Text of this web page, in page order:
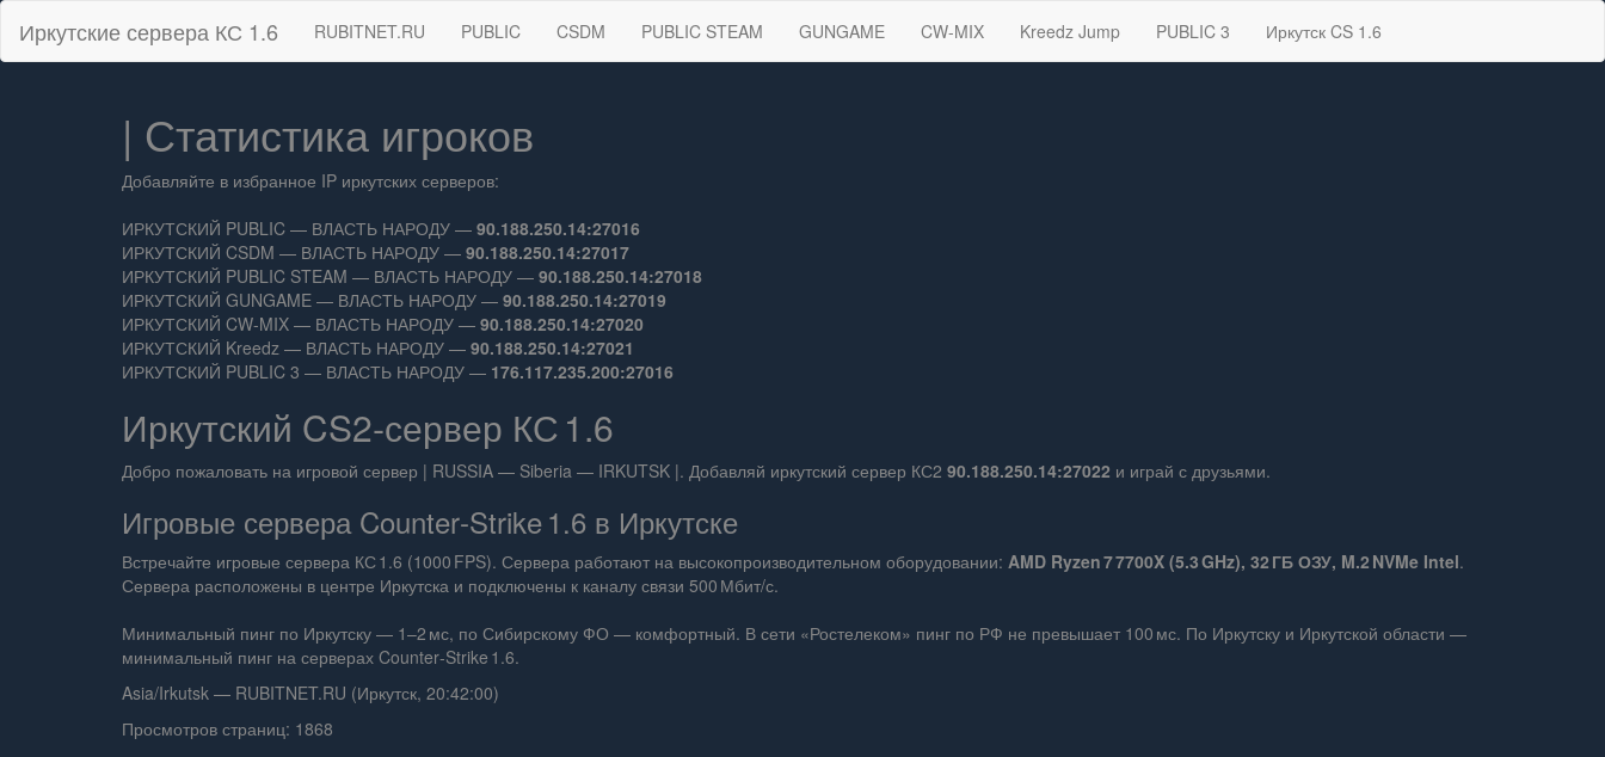
Иркутские сервера КС 1.6 RUBITNET.RU PUBLIC CSDM PUBLIC STEAM GUNGAME CW-MIX Kreedz Jump PUBLIC 3 Иркутск CS 1.6
| Статистика игроков
Добавляйте в избранное IP иркутских серверов:
ИРКУТСКИЙ PUBLIC — ВЛАСТЬ НАРОДУ — 90.188.250.14:27016
ИРКУТСКИЙ CSDM — ВЛАСТЬ НАРОДУ — 90.188.250.14:27017
ИРКУТСКИЙ PUBLIC STEAM — ВЛАСТЬ НАРОДУ — 90.188.250.14:27018
ИРКУТСКИЙ GUNGAME — ВЛАСТЬ НАРОДУ — 90.188.250.14:27019
ИРКУТСКИЙ CW-MIX — ВЛАСТЬ НАРОДУ — 90.188.250.14:27020
ИРКУТСКИЙ Kreedz — ВЛАСТЬ НАРОДУ — 90.188.250.14:27021
ИРКУТСКИЙ PUBLIC 3 — ВЛАСТЬ НАРОДУ — 176.117.235.200:27016
Иркутский CS2‑сервер КС 1.6
Добро пожаловать на игровой сервер | RUSSIA — Siberia — IRKUTSK |. Добавляй иркутский сервер КС2 90.188.250.14:27022 и играй с друзьями.
Игровые сервера Counter‑Strike 1.6 в Иркутске
Встречайте игровые сервера КС 1.6 (1000 FPS). Сервера работают на высокопроизводительном оборудовании: AMD Ryzen 7 7700X (5.3 GHz), 32 ГБ ОЗУ, M.2 NVMe Intel.
Сервера расположены в центре Иркутска и подключены к каналу связи 500 Мбит/с.
Минимальный пинг по Иркутску — 1–2 мс, по Сибирскому ФО — комфортный. В сети «Ростелеком» пинг по РФ не превышает 100 мс. По Иркутску и Иркутской области —
минимальный пинг на серверах Counter‑Strike 1.6.
Asia/Irkutsk — RUBITNET.RU (Иркутск, 20:42:00)
Просмотров страниц: 1868